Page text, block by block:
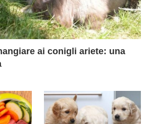
ai conigli ariete: una